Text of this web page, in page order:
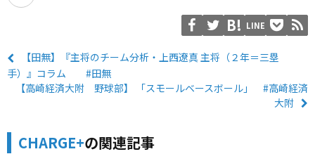
LINE
【田無】『主将のチーム分析・上西遼真 主将（２年＝三塁
手）』コラム #田無
【高崎経済大附 野球部】 「スモールベースボール」 #高崎経済
大附
CHARGE+の関連記事